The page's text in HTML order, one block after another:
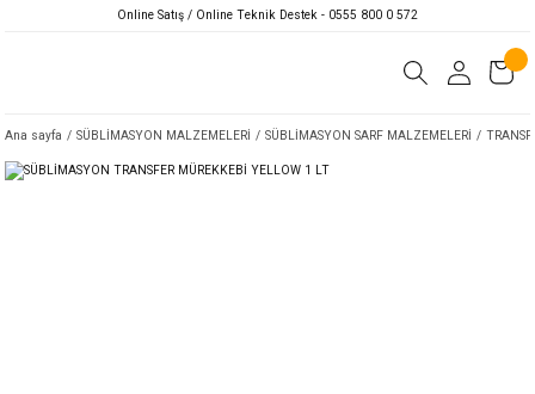
Online Satış / Online Teknik Destek - 0555 800 0 572
Ana sayfa SÜBLİMASYON MALZEMELERİ SÜBLİMASYON SARF MALZEMELERİ